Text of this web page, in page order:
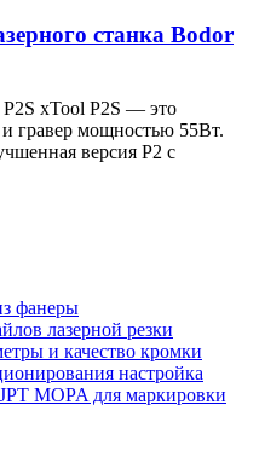
станка Bodor
xTool P2S — это
гравер мощностью 55Вт.
версия P2 с
фанеры
лазерной резки
и качество кромки
настройка
MOPA для маркировки